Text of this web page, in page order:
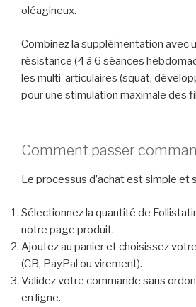
oléagineux.
Combinez la supplémentation avec
résistance (4 à 6 séances
les multi-articulaires (squat,
pour une stimulation maximale des
Comment passer
Le processus d’achat est simple et
Sélectionnez la quantité de
notre page produit.
Ajoutez au panier et choisissez
(CB, PayPal ou virement).
Validez votre commande sans
en ligne.